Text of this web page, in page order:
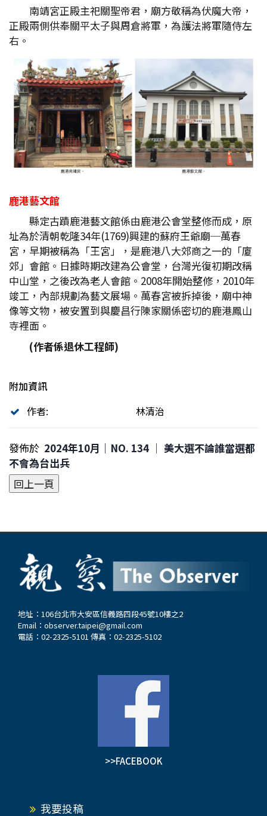
南靖宮正殿主祀關聖帝君，廟方敬稱為伏魔大帝，
正殿兩側供奉關平太子與周倉將軍，為護法將軍隨侍左
右。
鹿港藝文館
縣定古蹟鹿港藝文館係由鹿港公會堂整修而成，原
址為於清朝乾隆34年(1769)興建的蘇府王爺廟─萬春
宮，早期被稱為「王宮」，是鹿港八大郊商之一的「廈
郊」會館。日據時期改建為公會堂，台灣光復初期改稱
中山堂，之後改為老人會館。2008年開始整修，2010年
竣工，內部規劃為藝文展場。萬春宮被拆掉後，廟中神
像等文物，被安置到與慶昌行陳家關係密切的鹿港鳳山
寺裡面。
(作者係退休工程師)
附加資訊
作者:
林清治
發佈於 2024年10月｜NO. 134 │ 美大選不論誰當選都
不會為台出兵
地址：106台北市大安區信義路四段45號10樓之2
Email： observer.taipei@gmail.com
電話：02-2325-5101 傳真：02-2325-5102
>>FACEBOOK
我要投稿